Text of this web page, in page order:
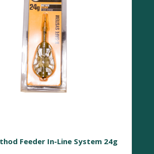
Feeder In-Line System 24g